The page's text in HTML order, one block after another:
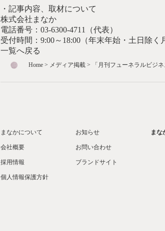
・記事内容、取材について
株式会社まなか
電話番号：03-6300-4711（代表）
受付時間：9:00～18:00（年末年始・土日除く
一覧へ戻る
Home > メディア掲載 > 「月刊フューネラルビジ
まなかについて
会社概要
採用情報
個人情報保護方針
お知らせ
お問い合わせ
ブランドサイト
まな